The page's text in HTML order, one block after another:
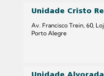
Unidade Cristo
Av. Francisco Trein, 60,
Porto Alegre